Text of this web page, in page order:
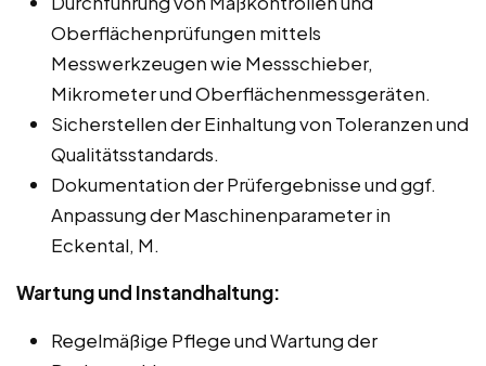
Oberflächenprüfungen mittels
Messwerkzeugen wie Messschieber,
Mikrometer und Oberflächenmessgeräten.
Sicherstellen der Einhaltung von Toleranzen und
Qualitätsstandards.
Dokumentation der Prüfergebnisse und ggf.
Anpassung der Maschinenparameter in
Eckental, M.
Wartung und Instandhaltung:
Regelmäßige Pflege und Wartung der